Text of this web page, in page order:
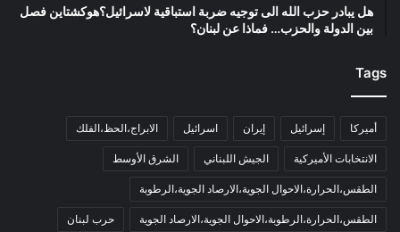
هل يبادر حزب الله الى توجيه ضربة استباقية لاسرائيل؟هوكشتاين فصل
بين الدولة والحزب… فماذا عن لبنان؟
Tags
أميركا إسرائيل إيران اسرائيل الابراج،الحظ،الفلك
الانتخابات الأميركية الجيش اللبناني الشرق الأوسط
الطقس،الحرارة،الاحوال الجوية،الارصاد الجوية،الرطوبة
الطقس،الحرارة،الرطوبة،الاحوال الجوية،الارصاد الجوية حرب لبنان